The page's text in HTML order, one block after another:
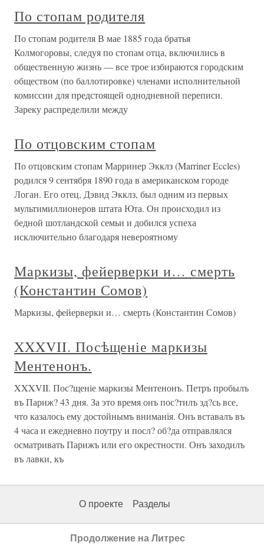
По стопам родителя
По стопам родителя В мае 1885 года братья
Колмогоровы, следуя по стопам отца, включились в
общественную жизнь — все трое избираются городским
обществом (по баллотировке) членами исполнительной
комиссии для предстоящей однодневной переписи.
Зареку распределили между
По отцовским стопам
По отцовским стопам Марринер Экклз (Marriner Eccles)
родился 9 сентября 1890 года в американском городе
Логан. Его отец, Дэвид Экклз, был одним из первых
мультимиллионеров штата Юта. Он происходил из
бедной шотландской семьи и добился успеха
исключительно благодаря невероятному
Маркизы, фейерверки и… смерть
(Константин Сомов)
Маркизы, фейерверки и… смерть (Константин Сомов)
XXXVII. Посѣщеніе маркизы
Ментенонъ.
XXXVII. Пос?щеніе маркизы Ментенонъ. Петръ пробылъ
въ Париж? 43 дня. За это время онъ пос?тилъ зд?сь все,
что казалось ему достойнымъ вниманія. Онъ вставалъ въ
4 часа и ежедневно поутру и посл? об?да отправлялся
осматривать Парижъ или его окрестности. Онъ заходилъ
въ лавки, къ
О проекте Разделы
Продолжение на Литрес